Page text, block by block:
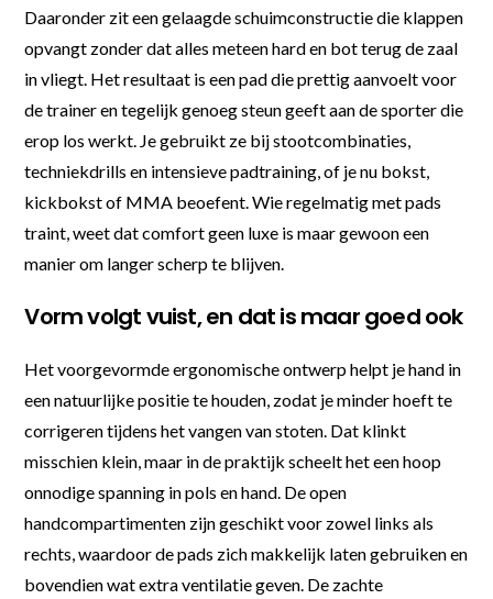
Daaronder zit een gelaagde schuimconstructie die klappen
opvangt zonder dat alles meteen hard en bot terug de zaal
in vliegt. Het resultaat is een pad die prettig aanvoelt voor
de trainer en tegelijk genoeg steun geeft aan de sporter die
erop los werkt. Je gebruikt ze bij stootcombinaties,
techniekdrills en intensieve padtraining, of je nu bokst,
kickbokst of MMA beoefent. Wie regelmatig met pads
traint, weet dat comfort geen luxe is maar gewoon een
manier om langer scherp te blijven.
Vorm volgt vuist, en dat is maar goed ook
Het voorgevormde ergonomische ontwerp helpt je hand in
een natuurlijke positie te houden, zodat je minder hoeft te
corrigeren tijdens het vangen van stoten. Dat klinkt
misschien klein, maar in de praktijk scheelt het een hoop
onnodige spanning in pols en hand. De open
handcompartimenten zijn geschikt voor zowel links als
rechts, waardoor de pads zich makkelijk laten gebruiken en
bovendien wat extra ventilatie geven. De zachte